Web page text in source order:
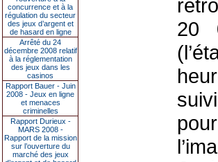
concurrence et à la
régulation du secteur
des jeux d’argent et
de hasard en ligne
Arrêté du 24
décembre 2008 relatif
à la réglementation
des jeux dans les
casinos
Rapport Bauer - Juin
2008 - Jeux en ligne
et menaces
criminelles
Rapport Durieux -
MARS 2008 -
Rapport de la mission
sur l’ouverture du
marché des jeux
20